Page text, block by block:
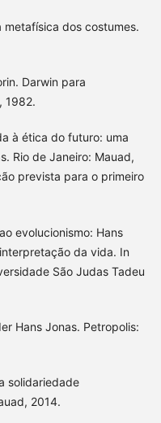
metafísica dos costumes.
Darwin para
1982.
à ética do futuro: uma
Rio de Janeiro: Mauad,
prevista para o primeiro
evolucionismo: Hans
da vida. In
São Judas Tadeu
Hans Jonas. Petropolis:
solidariedade
2014.